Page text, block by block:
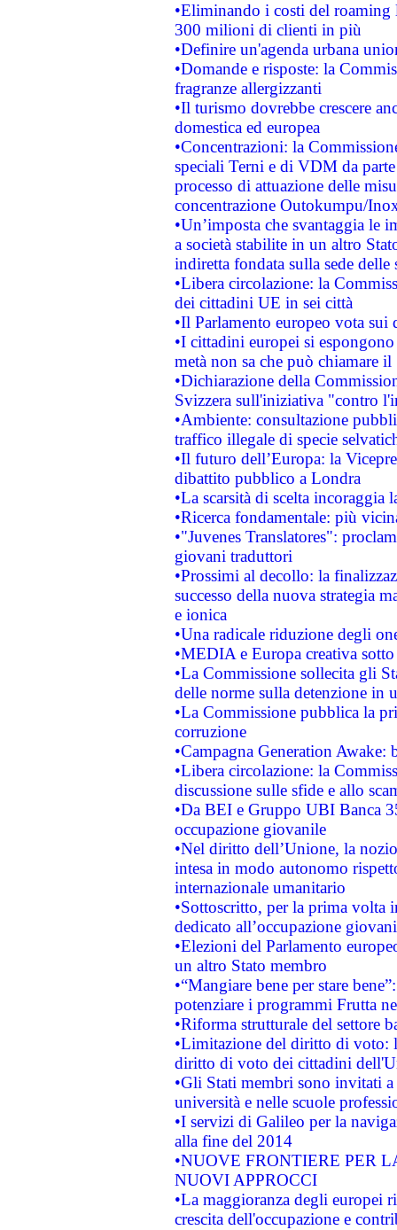
•Eliminando i costi del roaming
300 milioni di clienti in più
•Definire un'agenda urbana
•Domande e risposte: la
fragranze allergizzanti
•Il turismo dovrebbe crescere
domestica ed europea
•Concentrazioni: la
speciali Terni e di VDM da
processo di attuazione delle
concentrazione Outokumpu/
•Un’imposta che svantaggia le
a società stabilite in un altro
indiretta fondata sulla sede delle
•Libera circolazione: la
dei cittadini UE in sei città
•Il Parlamento europeo vota sui
•I cittadini europei si
metà non sa che può chiamare
•Dichiarazione della
Svizzera sull'iniziativa "contro
•Ambiente: consultazione
traffico illegale di specie
•Il futuro dell’Europa: la
dibattito pubblico a Londra
•La scarsità di scelta
•Ricerca fondamentale: più
•"Juvenes Translatores":
giovani traduttori
•Prossimi al decollo: la
successo della nuova strategia
e ionica
•Una radicale riduzione degli
•MEDIA e Europa creativa
•La Commissione sollecita gli
delle norme sulla detenzione in
•La Commissione pubblica la
corruzione
•Campagna Generation
•Libera circolazione: la
discussione sulle sfide e allo
•Da BEI e Gruppo UBI Banca
occupazione giovanile
•Nel diritto dell’Unione, la
intesa in modo autonomo
internazionale umanitario
•Sottoscritto, per la prima volta
dedicato all’occupazione
•Elezioni del Parlamento
un altro Stato membro
•“Mangiare bene per stare
potenziare i programmi Frutta
•Riforma strutturale del settore
•Limitazione del diritto di voto:
diritto di voto dei cittadini
•Gli Stati membri sono invitati
università e nelle scuole
•I servizi di Galileo per la
alla fine del 2014
•NUOVE FRONTIERE PER
NUOVI APPROCCI
•La maggioranza degli europei
crescita dell'occupazione e